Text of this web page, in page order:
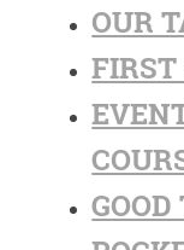
OUR
FIRST